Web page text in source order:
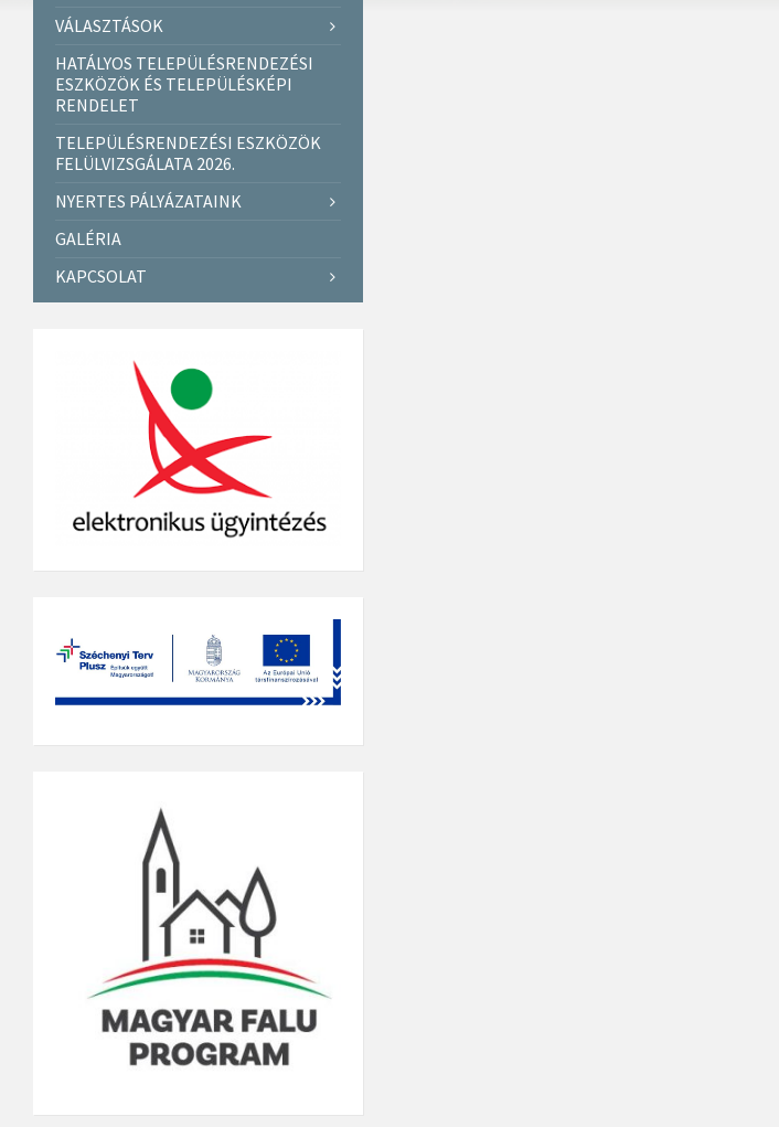
VÁLASZTÁSOK
HATÁLYOS TELEPÜLÉSRENDEZÉSI
ESZKÖZÖK ÉS TELEPÜLÉSKÉPI
RENDELET
TELEPÜLÉSRENDEZÉSI ESZKÖZÖK
FELÜLVIZSGÁLATA 2026.
NYERTES PÁLYÁZATAINK
GALÉRIA
KAPCSOLAT